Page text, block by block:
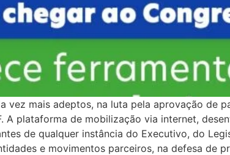
vez mais adeptos, na luta pela aprovação de
A plataforma de mobilização via internet,
de qualquer instância do Executivo, do
e movimentos parceiros, na defesa de